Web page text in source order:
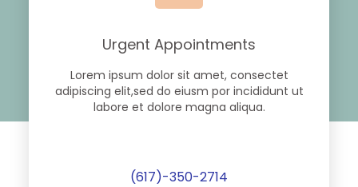
Urgent Appointments
Lorem ipsum dolor sit amet, consectet
adipiscing elit,sed do eiusm por incididunt ut
labore et dolore magna aliqua.
(617)-350-2714